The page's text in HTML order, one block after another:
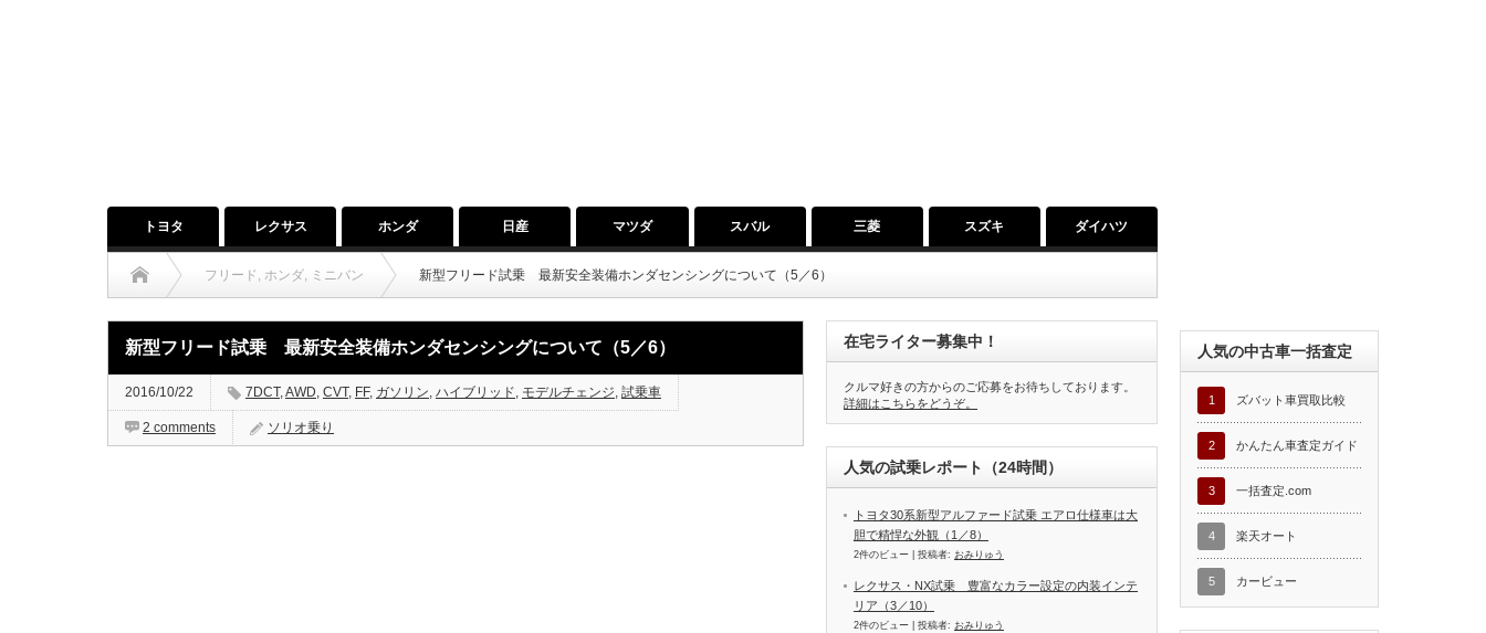
トヨタ レクサス ホンダ 日産 マツダ スバル 三菱 スズキ ダイハツ
フリード , ホンダ, ミニバン 新型フリード試乗 最新安全装備ホンダセンシングについて（5／6）
新型フリード試乗 最新安全装備ホンダセンシングについて（5／6）
2016/10/22 7DCT,AWD, CVT, FF, ガソリン, ハイブリッド, モデルチェンジ, 試乗車
2 comments ソリオ乗り
在宅ライター募集中！
クルマ好きの方からのご応募をお待ちしております。
詳細はこちらをどうぞ。
人気の試乗レポート（24時間）
トヨタ30系新型アルファード試乗 エアロ仕様車は大
胆で精悍な外観（1／8）
2件のビュー 投稿者: おみりゅう
レクサス・NX試乗 豊富なカラー設定の内装インテ
リア（3／10）
2件のビュー 投稿者: おみりゅう
人気の中古車一括査定
1 ズバット車買取比較
2 かんたん車査定ガイド
3 一括査定.com
4 楽天オート
5 カービュー